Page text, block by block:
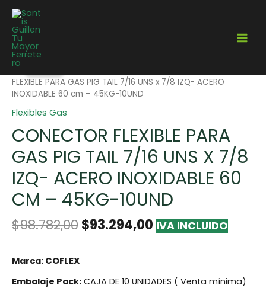
FLEXIBLE PARA GAS PIG TAIL 7/16 UNS x 7/8 IZQ- ACERO
INOXIDABLE 60 cm – 45KG-10UND
Flexibles Gas
CONECTOR FLEXIBLE PARA
GAS PIG TAIL 7/16 UNS X 7/8
IZQ- ACERO INOXIDABLE 60
CM – 45KG-10UND
$98.782,00$93.294,00 IVA INCLUIDO
Marca: COFLEX
Embalaje Pack: CAJA DE 10 UNIDADES ( Venta mínima)